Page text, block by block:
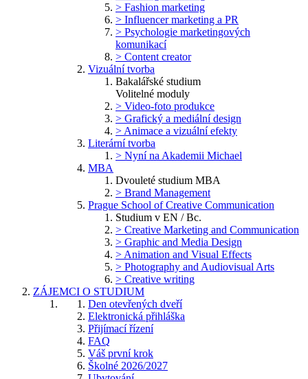
> Fashion marketing
> Influencer marketing a PR
> Psychologie marketingových
komunikací
> Content creator
Vizuální tvorba
Bakalářské studium
Volitelné moduly
> Video-foto produkce
> Grafický a mediální design
> Animace a vizuální efekty
Literární tvorba
> Nyní na Akademii Michael
MBA
Dvouleté studium MBA
> Brand Management
Prague School of Creative Communication
Studium v EN / Bc.
> Creative Marketing and Communication
> Graphic and Media Design
> Animation and Visual Effects
> Photography and Audiovisual Arts
> Creative writing
ZÁJEMCI O STUDIUM
Den otevřených dveří
Elektronická přihláška
Přijímací řízení
FAQ
Váš první krok
Školné 2026/2027